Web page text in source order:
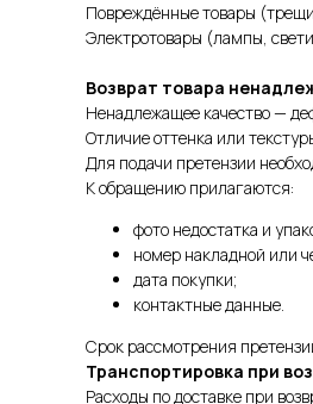
Повреждённые товары
Электротовары (лампы,
Возврат товара
Ненадлежащее качество —
Отличие оттенка или
Для подачи претензии
К обращению прилагаются:
фото недостатка и
номер накладной или
дата покупки;
контактные данные.
Срок рассмотрения
Транспортировка при
Расходы по доставке при